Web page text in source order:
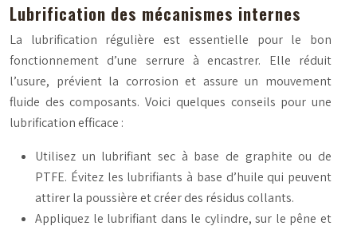
Lubrification des mécanismes internes
La lubrification régulière est essentielle pour le bon
fonctionnement d’une serrure à encastrer. Elle réduit
l’usure, prévient la corrosion et assure un mouvement
fluide des composants. Voici quelques conseils pour une
lubrification efficace :
Utilisez un lubrifiant sec à base de graphite ou de
PTFE. Évitez les lubrifiants à base d’huile qui peuvent
attirer la poussière et créer des résidus collants.
Appliquez le lubrifiant dans le cylindre, sur le pêne et